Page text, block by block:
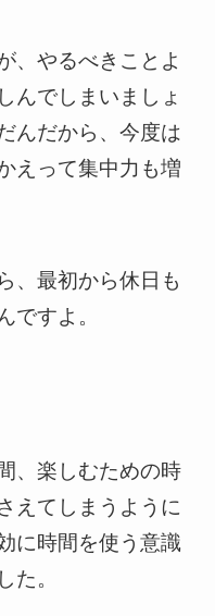
、やるべきことよ
んでしまいましょ
んだから、今度は
えって集中力も増
、最初から休日も
ですよ。
、楽しむための時
えてしまうように
に時間を使う意識
た。